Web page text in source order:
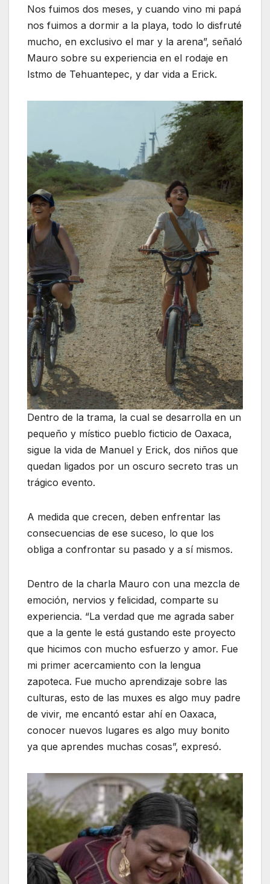
Nos fuimos dos meses, y cuando vino mi papá
nos fuimos a dormir a la playa, todo lo disfruté
mucho, en exclusivo el mar y la arena”, señaló
Mauro sobre su experiencia en el rodaje en
Istmo de Tehuantepec, y dar vida a Erick.
Dentro de la trama, la cual se desarrolla en un
pequeño y místico pueblo ficticio de Oaxaca,
sigue la vida de Manuel y Erick, dos niños que
quedan ligados por un oscuro secreto tras un
trágico evento.
A medida que crecen, deben enfrentar las
consecuencias de ese suceso, lo que los
obliga a confrontar su pasado y a sí mismos.
Dentro de la charla Mauro con una mezcla de
emoción, nervios y felicidad, comparte su
experiencia. “La verdad que me agrada saber
que a la gente le está gustando este proyecto
que hicimos con mucho esfuerzo y amor. Fue
mi primer acercamiento con la lengua
zapoteca. Fue mucho aprendizaje sobre las
culturas, esto de las muxes es algo muy padre
de vivir, me encantó estar ahí en Oaxaca,
conocer nuevos lugares es algo muy bonito
ya que aprendes muchas cosas”, expresó.